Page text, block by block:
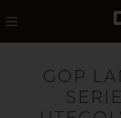
GOP